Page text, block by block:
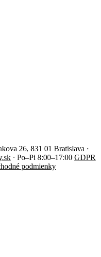
26, 831 01 Bratislava ·
· Po–Pi 8:00–17:00 GDPR
podmienky